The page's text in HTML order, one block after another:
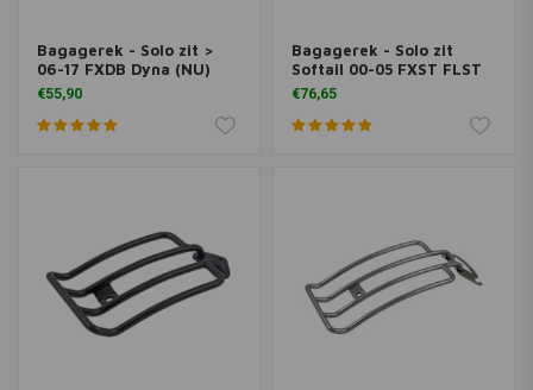
Bagagerek - Solo zit >
06-17 FXDB Dyna (NU)
€55,90
Bagagerek - Solo zit
Softail 00-05 FXST FLST
€76,65